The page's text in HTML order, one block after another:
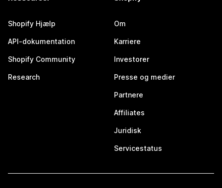
Shopify Hjælp
API-dokumentation
Shopify Community
Research
Om
Karriere
Investorer
Presse og medier
Partnere
Affiliates
Juridisk
Servicestatus